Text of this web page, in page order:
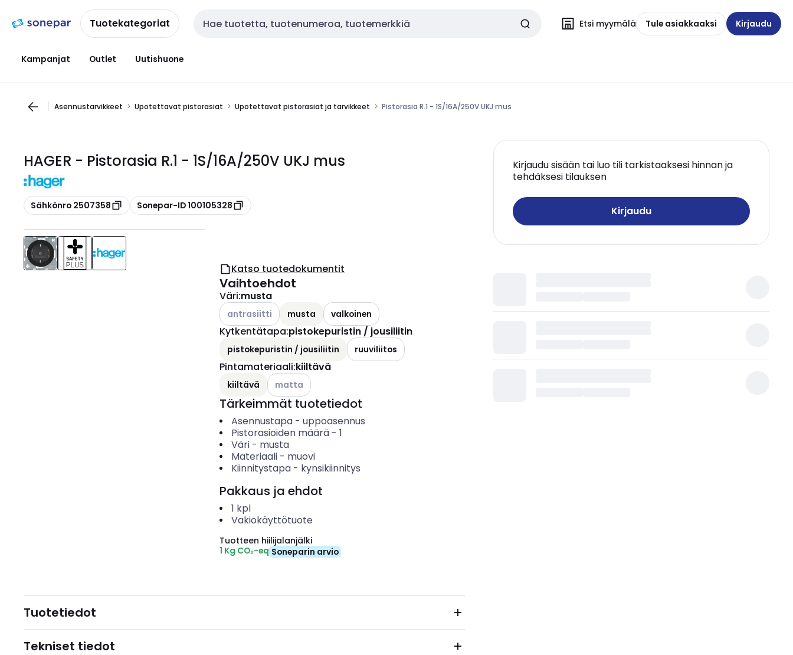
navigointiinsisältöönTuotekategoriat Haku Etsi myymälä Tule asiakkaaksi Kirjaudu
Kampanjat Outlet Uutishuone
Asennustarvikkeet Upotettavat pistorasiat Upotettavat pistorasiat ja tarvikkeet Pistorasia R.1 - 1S/16A/250V UKJ mus
HAGER - Pistorasia R.1 - 1S/16A/250V UKJ mus
Kopioi
Sähkönro 2507358 Kopioi
Sonepar-ID 100105328
Kirjaudu sisään tai luo tili tarkistaaksesi hinnan ja
tehdäksesi tilauksen
Kirjaudu
Katso tuotedokumentit
Vaihtoehdot
Väri:musta
Katso käytettävissä olevat vaihtoehdot
antrasiitti musta valkoinen
Kytkentätapa:pistokepuristin / jousiliitin
pistokepuristin / jousiliitin ruuviliitos
Pintamateriaali:kiiltävä
kiiltävä Katso käytettävissä olevat vaihtoehdot
matta
Tärkeimmät tuotetiedot
Asennustapa- uppoasennus
Pistorasioiden määrä- 1
Väri- musta
Materiaali- muovi
Kiinnitystapa- kynsikiinnitys
Pakkaus ja ehdot
1 kpl
Vakiokäyttötuote
Tuotteen hiilijalanjälki
1 Kg CO₂-eq Soneparin arvio
Tuotetiedot
Tekniset tiedot